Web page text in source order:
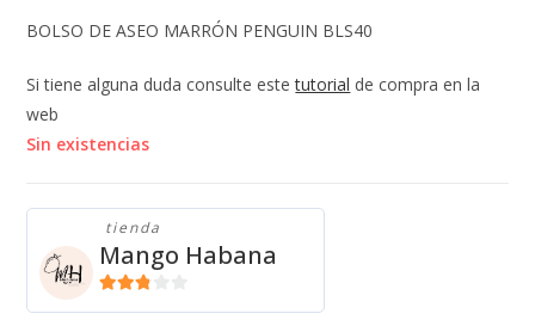
BOLSO DE ASEO MARRÓN PENGUIN BLS40
Si tiene alguna duda consulte estetutorial de compra en la
web
Sin existencias
tienda
Mango Habana